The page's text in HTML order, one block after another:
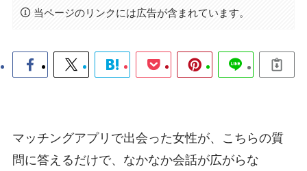
当ページのリンクには広告が含まれています。
マッチングアプリで出会った女性が、こちらの質
問に答えるだけで、なかなか会話が広がらな